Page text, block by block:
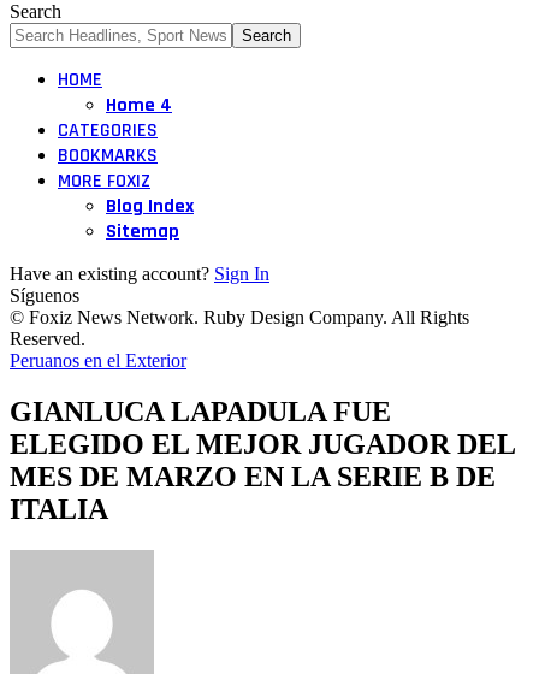
Search
HOME
Home 4
CATEGORIES
BOOKMARKS
MORE FOXIZ
Blog Index
Sitemap
Have an existing account? Sign In
Síguenos
© Foxiz News Network. Ruby Design Company. All Rights
Reserved.
Peruanos en el Exterior
GIANLUCA LAPADULA FUE
ELEGIDO EL MEJOR JUGADOR DEL
MES DE MARZO EN LA SERIE B DE
ITALIA